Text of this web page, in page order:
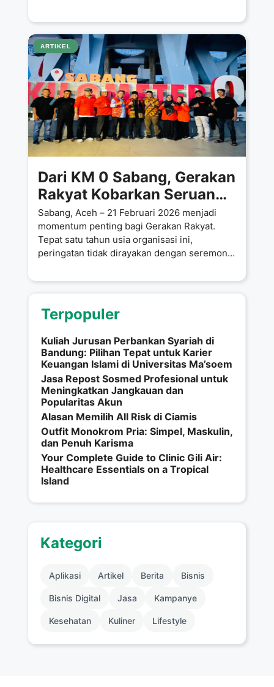
ARTIKEL
Dari KM 0 Sabang, Gerakan
Rakyat Kobarkan Seruan
Keadilan Ekologis untuk
Indonesia
Sabang, Aceh – 21 Februari 2026 menjadi
momentum penting bagi Gerakan Rakyat.
Tepat satu tahun usia organisasi ini,
peringatan tidak dirayakan dengan seremoni
Terpopuler
Kuliah Jurusan Perbankan Syariah di
Bandung: Pilihan Tepat untuk Karier
Keuangan Islami di Universitas Ma’soem
Jasa Repost Sosmed Profesional untuk
Meningkatkan Jangkauan dan
Popularitas Akun
Alasan Memilih All Risk di Ciamis
Outfit Monokrom Pria: Simpel, Maskulin,
dan Penuh Karisma
Your Complete Guide to Clinic Gili Air:
Healthcare Essentials on a Tropical
Island
Kategori
Aplikasi Artikel Berita Bisnis
Bisnis Digital Jasa Kampanye
Kesehatan Kuliner Lifestyle